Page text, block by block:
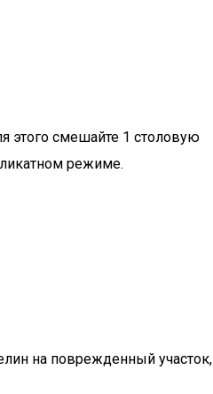
этого смешайте 1 столовую
режиме.
на поврежденный участок,